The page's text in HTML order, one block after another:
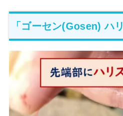
「ゴーセン(Gosen) ハ